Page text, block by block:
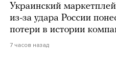
Украинский
из-за удара России
потери в истории
7 часов назад